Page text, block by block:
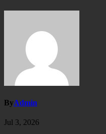
ByAdmin
Jul 3, 2026